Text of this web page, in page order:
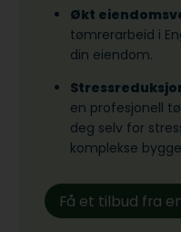
Økt
tømrerarbeid i
din eiendom.
en profesjonell
deg selv for
komplekse
Få et tilbud fra